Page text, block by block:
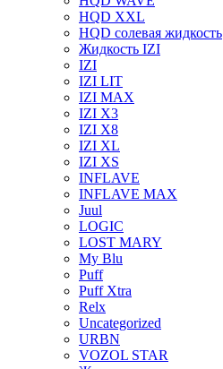
HQD XXL
HQD солевая жидкость
Жидкость IZI
IZI
IZI LIT
IZI MAX
IZI X3
IZI X8
IZI XL
IZI XS
INFLAVE
INFLAVE MAX
Juul
LOGIC
LOST MARY
My Blu
Puff
Puff Xtra
Relx
Uncategorized
URBN
VOZOL STAR